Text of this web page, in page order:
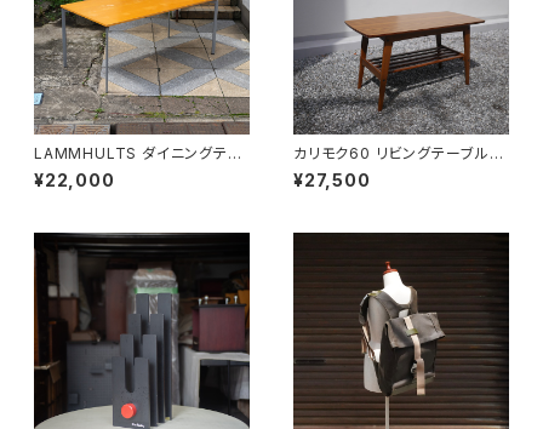
LAMMHULTS ダイニングテー
ブル
¥22,000
カリモク60 リビングテーブル
小
¥27,500